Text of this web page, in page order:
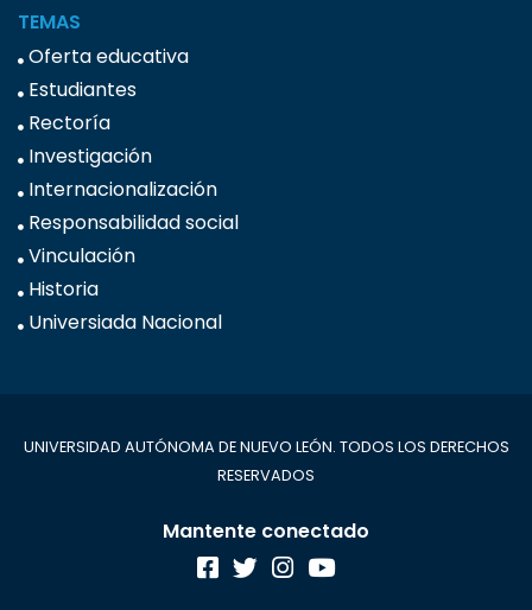
TEMAS
Oferta educativa
Estudiantes
Rectoría
Investigación
Internacionalización
Responsabilidad social
Vinculación
Historia
Universiada Nacional
UNIVERSIDAD AUTÓNOMA DE NUEVO LEÓN. TODOS LOS DERECHOS
RESERVADOS
Mantente conectado